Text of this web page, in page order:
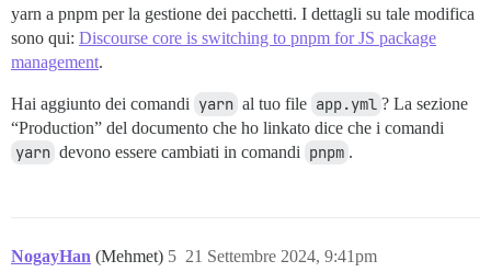
yarn a pnpm per la gestione dei pacchetti. I dettagli su tale modifica
sono qui: Discourse core is switching to pnpm for JS package
management.
Hai aggiunto dei comandi yarn al tuo file app.yml ? La sezione
“Production” del documento che ho linkato dice che i comandi
yarn devono essere cambiati in comandi pnpm .
NogayHan (Mehmet) 21 Settembre 2024, 9:41pm
5